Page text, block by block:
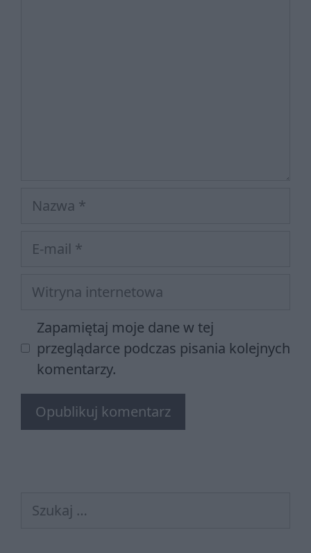
Nazwa
Witryna
internetowa
Zapamiętaj moje dane w tej
przeglądarce podczas pisania kolejnych
komentarzy.